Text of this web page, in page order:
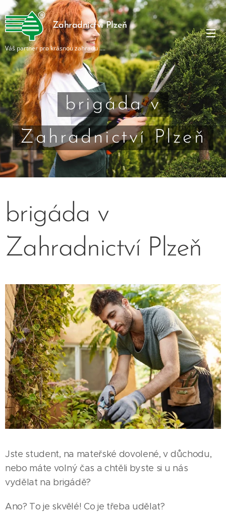
Zahradnictví Plzeň
Váš partner pro krásnou zahradu ....
brigáda v
Zahradnictví Plzeň
brigáda v
Zahradnictví Plzeň
Jste student, na mateřské dovolené, v důchodu,
nebo máte volný čas a chtěli byste si u nás
vydělat na brigádě?
Ano? To je skvělé! Co je třeba udělat?